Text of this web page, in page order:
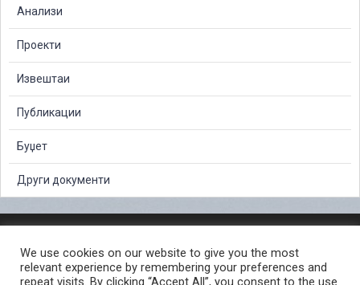
Анализи
Проекти
Извештаи
Публикации
Буџет
Други документи
СЛОБОДЕН ПРИСТАП ДО ИНФОРМАЦИИ ОД ЈАВЕН КАРАКТЕР
ПОСТАПКА ЗА ПРИЈАВА НА КРИВИЧНО ДЕЛО
КОРИСНИ ЛИНКОВИ
We use cookies on our website to give you the most
relevant experience by remembering your preferences and
repeat visits. By clicking “Accept All”, you consent to the use